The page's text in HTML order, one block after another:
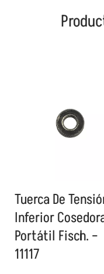
Tuerca De
Inferior
Portátil Fisch. –
11117